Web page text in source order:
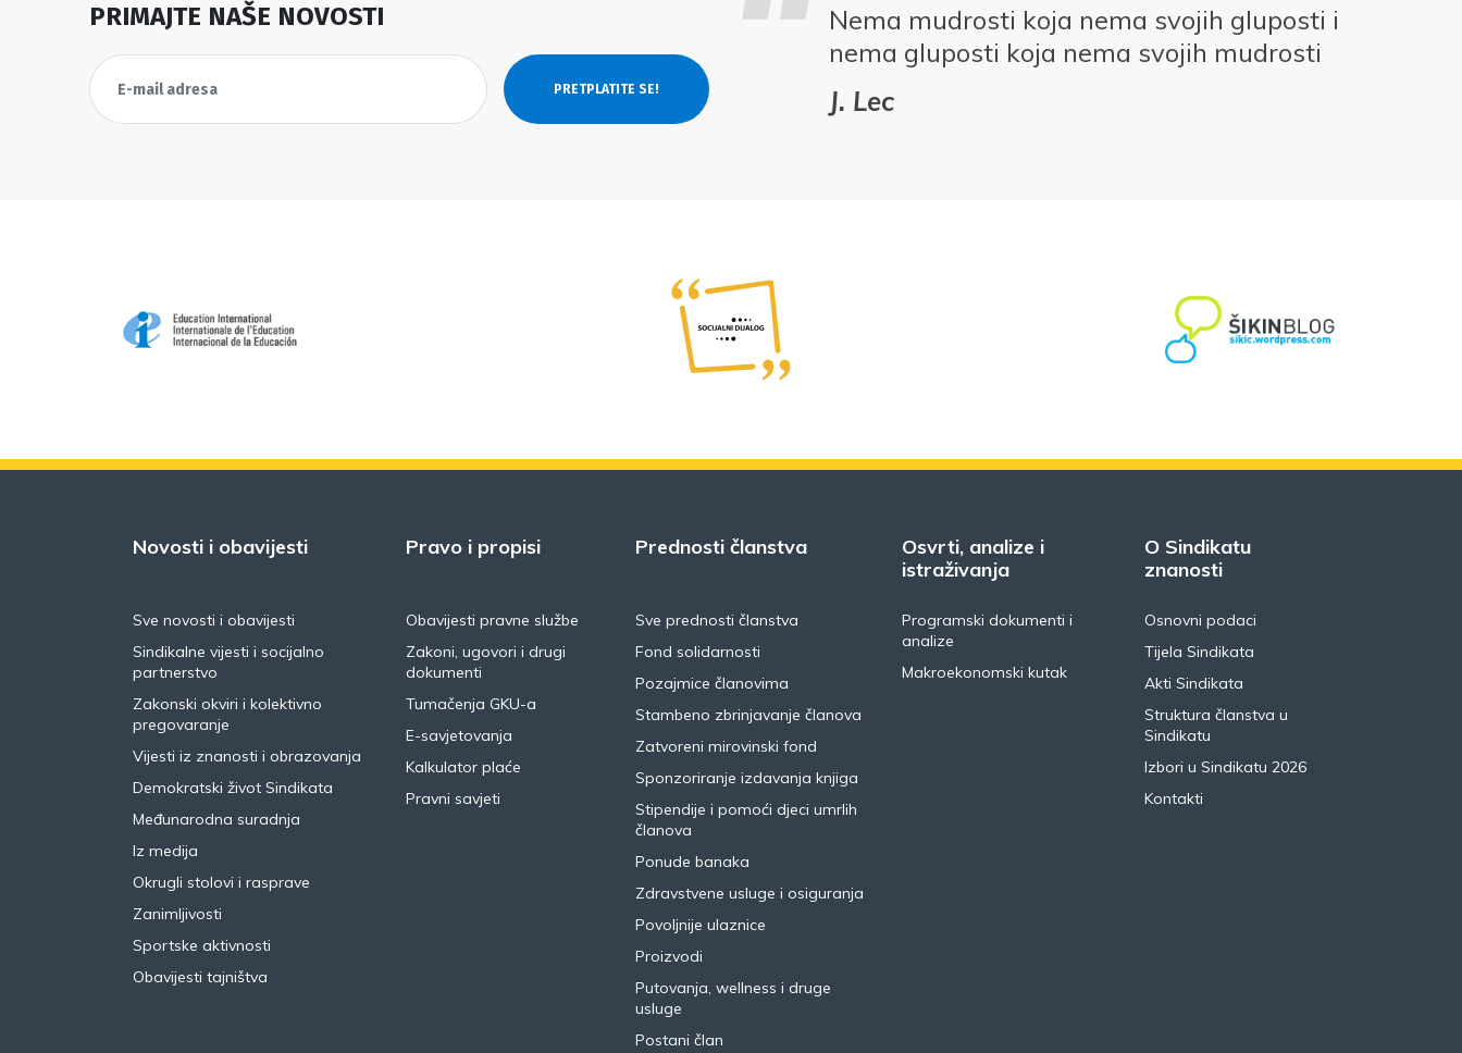
PRIMAJTE NAŠE NOVOSTI
Nema mudrosti koja nema svojih gluposti i
nema gluposti koja nema svojih mudrosti
J. Lec
Novosti i obavijesti
Sve novosti i obavijesti
Sindikalne vijesti i socijalno
partnerstvo
Zakonski okviri i kolektivno
pregovaranje
Vijesti iz znanosti i obrazovanja
Demokratski život Sindikata
Međunarodna suradnja
Iz medija
Okrugli stolovi i rasprave
Zanimljivosti
Sportske aktivnosti
Obavijesti tajništva
Pravo i propisi
Obavijesti pravne službe
Zakoni, ugovori i drugi
dokumenti
Tumačenja GKU-a
E-savjetovanja
Kalkulator plaće
Pravni savjeti
Prednosti članstva
Sve prednosti članstva
Fond solidarnosti
Pozajmice članovima
Stambeno zbrinjavanje članova
Zatvoreni mirovinski fond
Sponzoriranje izdavanja knjiga
Stipendije i pomoći djeci umrlih
članova
Ponude banaka
Zdravstvene usluge i osiguranja
Povoljnije ulaznice
Proizvodi
Putovanja, wellness i druge
usluge
Postani član
Osvrti, analize i
istraživanja
Programski dokumenti i
analize
Makroekonomski kutak
O Sindikatu
znanosti
Osnovni podaci
Tijela Sindikata
Akti Sindikata
Struktura članstva u
Sindikatu
Izbori u Sindikatu 2026
Kontakti